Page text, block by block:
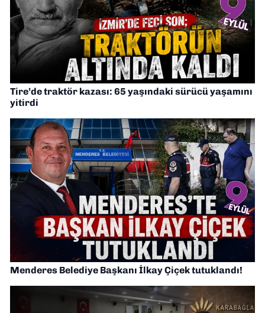
Tire’de traktör kazası: 65 yaşındaki sürücü yaşamını
yitirdi
Menderes Belediye Başkanı İlkay Çiçek tutuklandı!